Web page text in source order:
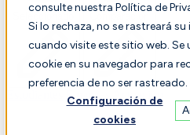
consulte nuestra Política de
Si lo rechaza, no se rastreará
cuando visite este sitio web. Se
cookie en su navegador para
preferencia de no ser rastreado.
Configuración de
cookies
Finanzas Actuación